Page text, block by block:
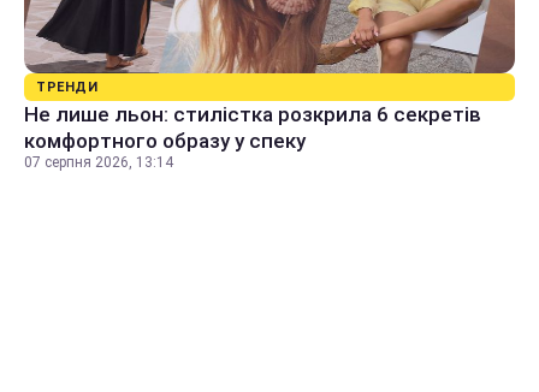
ТРЕНДИ
Не лише льон: стилістка розкрила 6 секретів
комфортного образу у спеку
07 серпня 2026, 13:14